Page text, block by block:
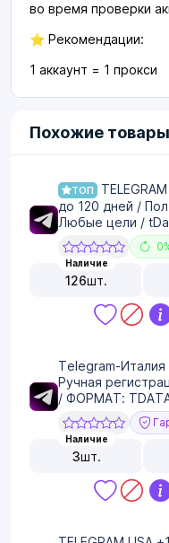
во время проверки
⭐ Рекомендации:
1 аккаунт = 1 прокси
Похожие товары
ТОП
до 120 дней /
Любые цели /
Наличие
126шт.
Telegram-
Ручная
/ ФОРМАТ:
Наличие
3шт.